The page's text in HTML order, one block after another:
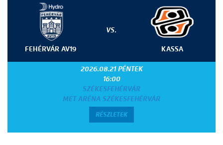
FEHÉRVÁR AV19
VS.
KASSA
2026.08.21 PÉNTEK
16:00
SZÉKESFEHÉRVÁR
MET ARÉNA SZÉKESFEHÉRVÁR
RÉSZLETEK